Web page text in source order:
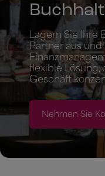
Lagern Sie Ihre
Partner aus
flexible Lösung,
Geschäft
Nehmen Sie